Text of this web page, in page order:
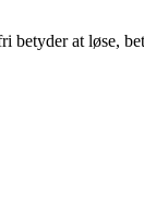
at løse,